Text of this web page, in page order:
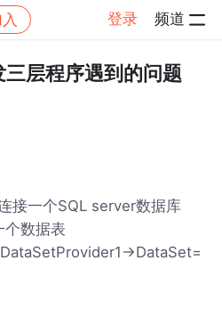
登录 频道
帖子详情
层程序遇到的问题
接一个SQL server数据库
个数据表
>DataSet=